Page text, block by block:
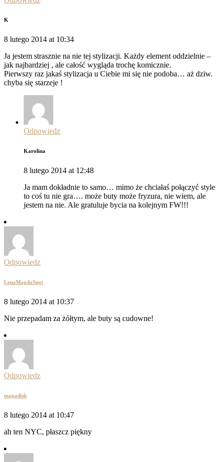
K
8 lutego 2014 at 10:34
Ja jestem strasznie na nie tej stylizacji. Każdy element oddzielnie –
jak najbardziej , ale całość wygląda trochę komicznie.
Pierwszy raz jakaś stylizacja u Ciebie mi się nie podoba… aż dziw.
chyba się starzeje !
Odpowiedz
Karolina
8 lutego 2014 at 12:48
Ja mam dokładnie to samo… mimo że chciałaś połączyć style
to coś tu nie gra…. może buty może fryzura, nie wiem, ale
jestem na nie. Ale gratuluje bycia na kolejnym FW!!!
Odpowiedz
LenaMagdaSpot
8 lutego 2014 at 10:37
Nie przepadam za żółtym, ale buty są cudowne!
Odpowiedz
magadish
8 lutego 2014 at 10:47
ah ten NYC, płaszcz piękny